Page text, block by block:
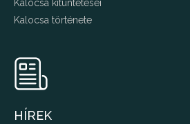
Kalocsa kitüntetései
Kalocsa története
HÍREK